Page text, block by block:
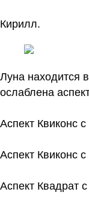
Кирилл.
Луна находится
ослаблена
Аспект Квиконс
Аспект Квиконс
Аспект Квадрат